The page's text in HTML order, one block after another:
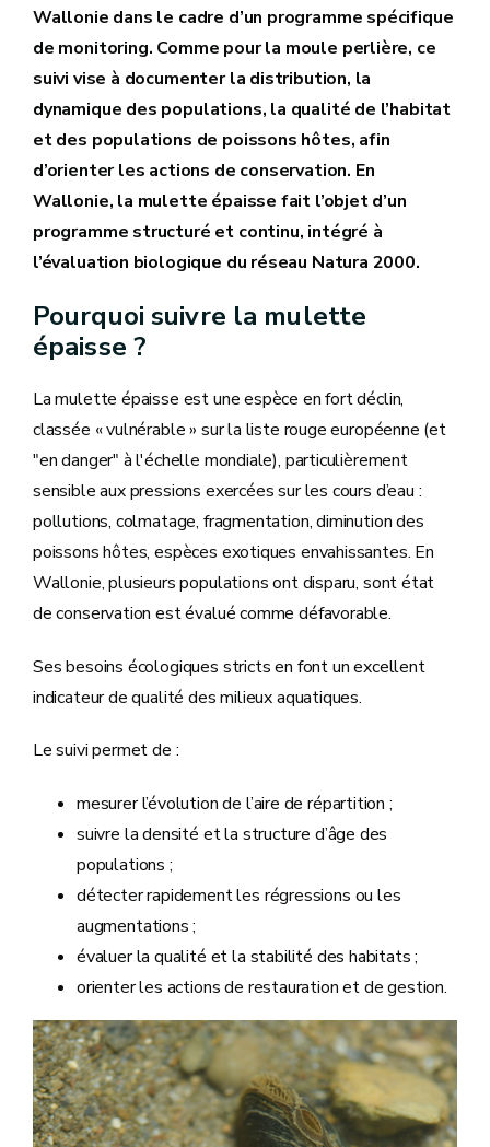
Wallonie dans le cadre d’un programme spécifique
de monitoring. Comme pour la moule perlière, ce
suivi vise à documenter la distribution, la
dynamique des populations, la qualité de l’habitat
et des populations de poissons hôtes, afin
d’orienter les actions de conservation. En
Wallonie, la mulette épaisse fait l’objet d’un
programme structuré et continu, intégré à
l’évaluation biologique du réseau Natura 2000.
Pourquoi suivre la mulette
épaisse ?
La mulette épaisse est une espèce en fort déclin,
classée « vulnérable » sur la liste rouge européenne (et
"en danger" à l'échelle mondiale), particulièrement
sensible aux pressions exercées sur les cours d’eau :
pollutions, colmatage, fragmentation, diminution des
poissons hôtes, espèces exotiques envahissantes. En
Wallonie, plusieurs populations ont disparu, sont état
de conservation est évalué comme défavorable.
Ses besoins écologiques stricts en font un excellent
indicateur de qualité des milieux aquatiques.
Le suivi permet de :
mesurer l’évolution de l’aire de répartition ;
suivre la densité et la structure d’âge des
populations ;
détecter rapidement les régressions ou les
augmentations ;
évaluer la qualité et la stabilité des habitats ;
orienter les actions de restauration et de gestion.